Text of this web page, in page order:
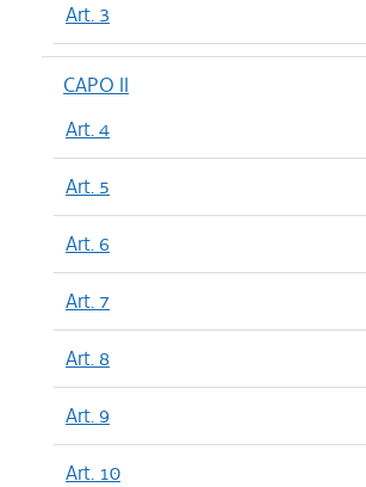
Art. 3
CAPO II
Art. 4
Art. 5
Art. 6
Art. 7
Art. 8
Art. 9
Art. 10